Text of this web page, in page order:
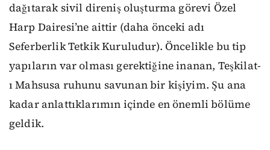
dağıtarak sivil direniş oluşturma görevi Özel
Harp Dairesi’ne aittir (daha önceki adı
Seferberlik Tetkik Kuruludur). Öncelikle bu tip
yapıların var olması gerektiğine inanan, Teşkilat-
ı Mahsusa ruhunu savunan bir kişiyim. Şu ana
kadar anlattıklarımın içinde en önemli bölüme
geldik.